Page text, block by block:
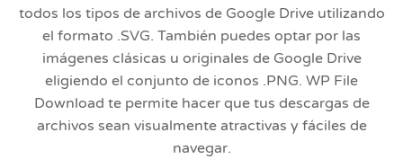
todos los tipos de archivos de Google Drive utilizando
el formato .SVG. También puedes optar por las
imágenes clásicas u originales de Google Drive
eligiendo el conjunto de iconos .PNG. WP File
Download te permite hacer que tus descargas de
archivos sean visualmente atractivas y fáciles de
navegar.